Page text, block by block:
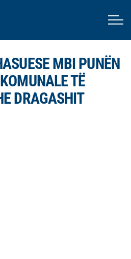
MBI PUNËN
TË
DRAGASHIT